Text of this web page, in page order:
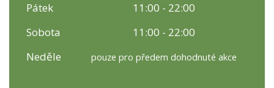
Pátek
11:00 - 22:00
Sobota
11:00 - 22:00
Neděle
pouze pro předem dohodnuté akce